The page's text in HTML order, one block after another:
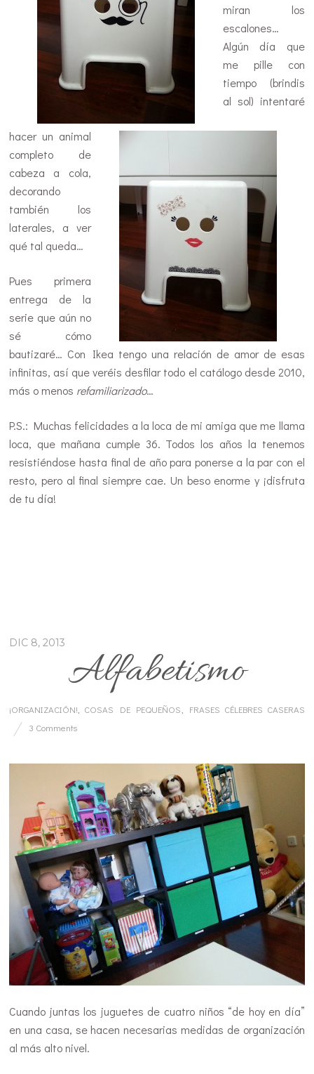
miran los
escalones…
Algún día que
me pille con
tiempo (brindis
al sol) intentaré
hacer un animal
completo de
cabeza a cola,
decorando
también los
laterales, a ver
qué tal queda…
Pues primera
entrega de la
serie que aún no
sé cómo
bautizaré… Con Ikea tengo una relación de amor de esas
infinitas, así que veréis desfilar todo el catálogo desde 2010,
más o menos refamiliarizado…
P.S.: Muchas felicidades a la loca de mi amiga que me llama
loca, que mañana cumple 36. Todos los años la tenemos
resistiéndose hasta final de año para ponerse a la par con el
resto, pero al final siempre cae. Un beso enorme y ¡disfruta
de tu día!
DIC 8, 2013
Alfabetismo
¡ORGANIZACIÓN! COSAS DE PEQUEÑOS
FRASES CÉLEBRES CASERAS
3 Comments
Cuando juntas los juguetes de cuatro niños “de hoy en día”
en una casa, se hacen necesarias medidas de organización
al más alto nivel.